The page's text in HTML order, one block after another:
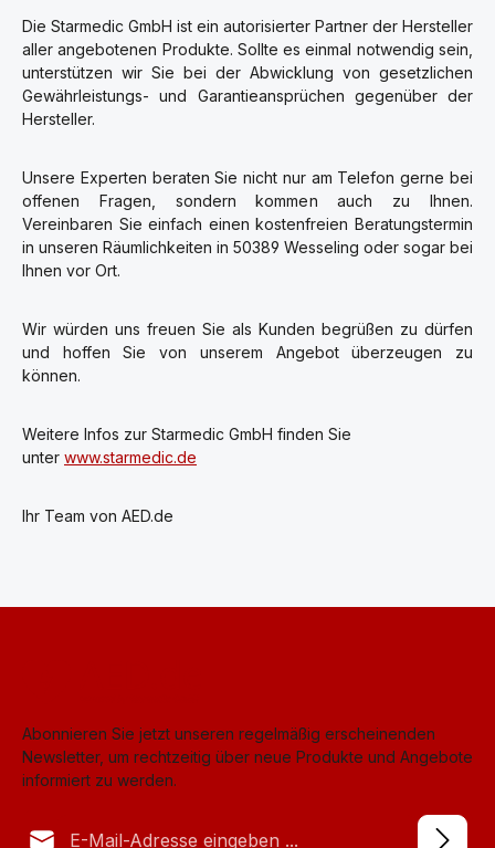
Die Starmedic GmbH ist ein autorisierter Partner der Hersteller
aller angebotenen Produkte. Sollte es einmal notwendig sein,
unterstützen wir Sie bei der Abwicklung von gesetzlichen
Gewährleistungs- und Garantieansprüchen gegenüber der
Hersteller.
Unsere Experten beraten Sie nicht nur am Telefon gerne bei
offenen Fragen, sondern kommen auch zu Ihnen.
Vereinbaren Sie einfach einen kostenfreien Beratungstermin
in unseren Räumlichkeiten in 50389 Wesseling oder sogar bei
Ihnen vor Ort.
Wir würden uns freuen Sie als Kunden begrüßen zu dürfen
und hoffen Sie von unserem Angebot überzeugen zu
können.
Weitere Infos zur Starmedic GmbH finden Sie
unter www.starmedic.de
Ihr Team von AED.de
Abonnieren Sie jetzt unseren regelmäßig erscheinenden
Newsletter, um rechtzeitig über neue Produkte und Angebote
informiert zu werden.